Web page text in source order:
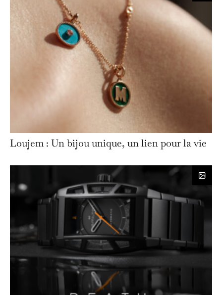
Loujem : Un bijou unique, un lien pour la vie